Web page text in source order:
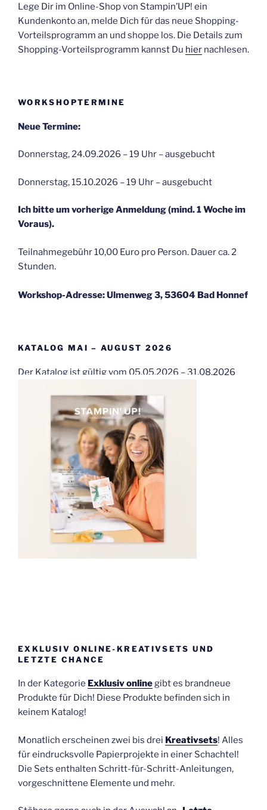
Lege Dir im Online-Shop von Stampin’UP! ein
Kundenkonto an, melde Dich für das neue Shopping-
Vorteilsprogramm an und shoppe los. Die Details zum
Shopping-Vorteilsprogramm kannst Du hier nachlesen.
WORKSHOPTERMINE
Neue Termine:
Donnerstag, 24.09.2026 – 19 Uhr – ausgebucht
Donnerstag, 15.10.2026 – 19 Uhr – ausgebucht
Ich bitte um vorherige Anmeldung (mind. 1 Woche im
Voraus).
Teilnahmegebühr 10,00 Euro pro Person. Dauer ca. 2
Stunden.
Workshop-Adresse: Ulmenweg 3, 53604 Bad Honnef
KATALOG MAI – AUGUST 2026
Der Katalog ist gültig vom 05.05.2026 – 31.08.2026
EXKLUSIV ONLINE-KREATIVSETS UND
LETZTE CHANCE
In der Kategorie Exklusiv onlinegibt es brandneue
Produkte für Dich! Diese Produkte befinden sich in
keinem Katalog!
Monatlich erscheinen zwei bis drei Kreativsets! Alles
für eindrucksvolle Papierprojekte in einer Schachtel!
Die Sets enthalten Schritt-für-Schritt-Anleitungen,
vorgeschnittene Elemente und mehr.